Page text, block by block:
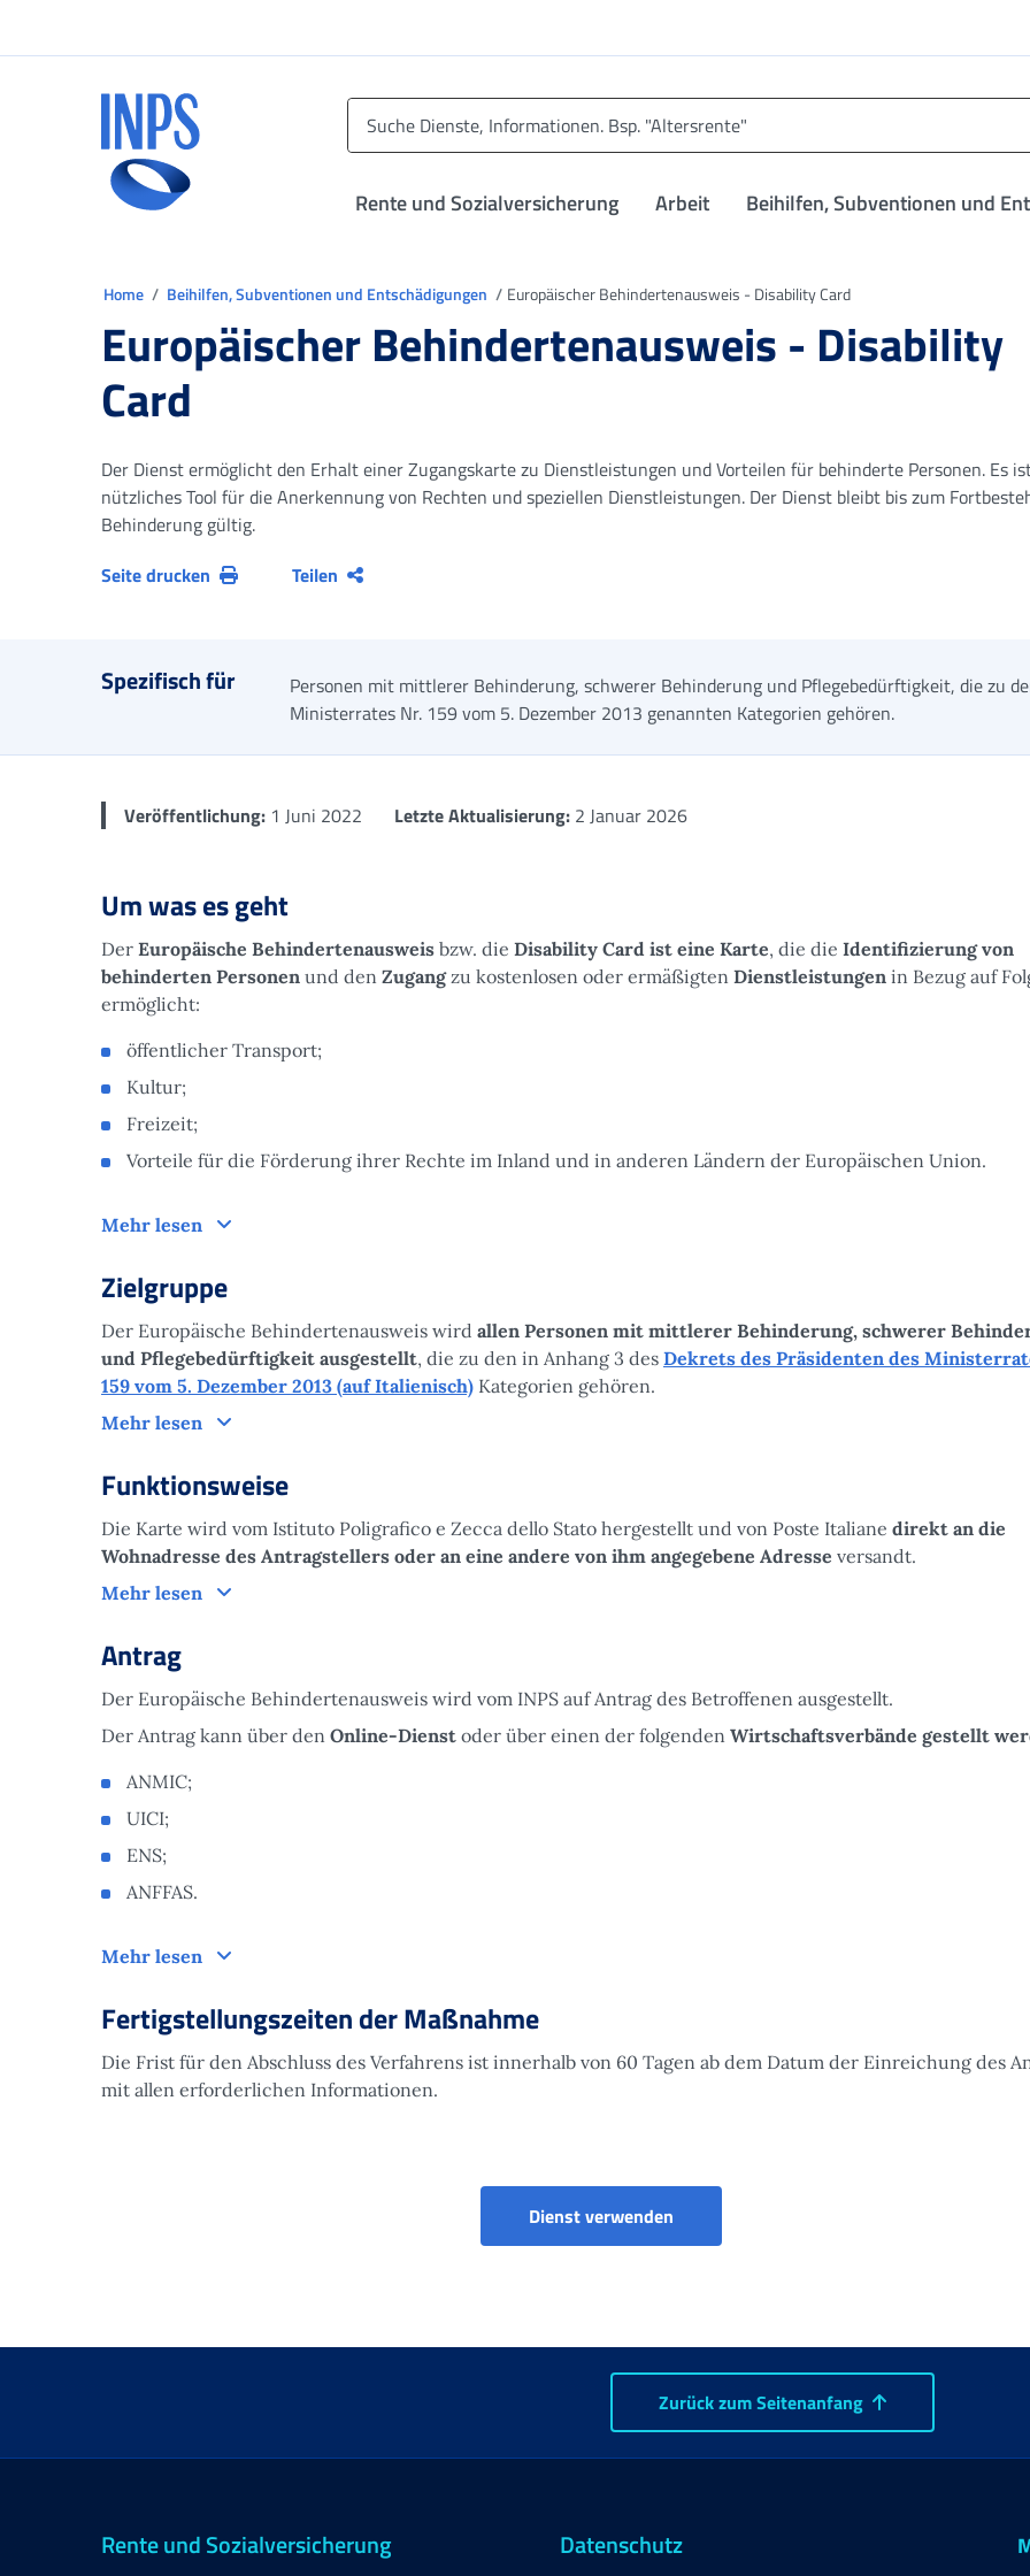
Rente und Sozialversicherung Arbeit Beihilfen, Subventionen und
Home Beihilfen, Subventionen und Entschädigungen Europäischer Behindertenausweis - Disability Card
Europäischer Behindertenausweis - Disability
Card
Der Dienst ermöglicht den Erhalt einer Zugangskarte zu Dienstleistungen und Vorteilen für behinderte Personen. Es
nützliches Tool für die Anerkennung von Rechten und speziellen Dienstleistungen. Der Dienst bleibt bis zum
Behinderung gültig.
Seite drucken
Teilen
Spezifisch für
Personen mit mittlerer Behinderung, schwerer Behinderung und Pflegebedürftigkeit, die zu
Ministerrates Nr. 159 vom 5. Dezember 2013 genannten Kategorien gehören.
Veröffentlichung: 1 Juni 2022 Letzte Aktualisierung: 2 Januar 2026
Um was es geht
Der Europäische Behindertenausweis bzw. die Disability Card ist eine Karte, die die Identifizierung von
behinderten Personen und den Zugangzu kostenlosen oder ermäßigten Dienstleistungen in Bezug auf
ermöglicht:
öffentlicher Transport;
Kultur;
Freizeit;
Vorteile für die Förderung ihrer Rechte im Inland und in anderen Ländern der Europäischen Union.
Mehr lesen Um was es geht
Zielgruppe
Der Europäische Behindertenausweis wird allen Personen mit mittlerer Behinderung, schwerer
und Pflegebedürftigkeit ausgestellt, die zu den in Anhang 3 des Dekrets des Präsidenten des
159 vom 5. Dezember 2013 (auf Italienisch) Kategorien gehören.
Mehr lesen
Zielgruppe
Funktionsweise
Die Karte wird vom Istituto Poligrafico e Zecca dello Stato hergestellt und von Poste Italiane direkt an die
Wohnadresse des Antragstellers oder an eine andere von ihm angegebene Adresse versandt.
Mehr lesen
Funktionsweise
Antrag
Der Europäische Behindertenausweis wird vom INPS auf Antrag des Betroffenen ausgestellt.
Der Antrag kann über den Online-Dienst oder über einen der folgenden Wirtschaftsverbände gestellt
ANMIC;
UICI;
ENS;
ANFFAS.
Mehr lesen Antrag
Fertigstellungszeiten der Maßnahme
Die Frist für den Abschluss des Verfahrens ist innerhalb von 60 Tagen ab dem Datum der Einreichung des
mit allen erforderlichen Informationen.
Dienst verwendenAntrag auf einen EU-Behindertenausweis in
Zurück zum Seitenanfang
Rente und Sozialversicherung
Datenschutz